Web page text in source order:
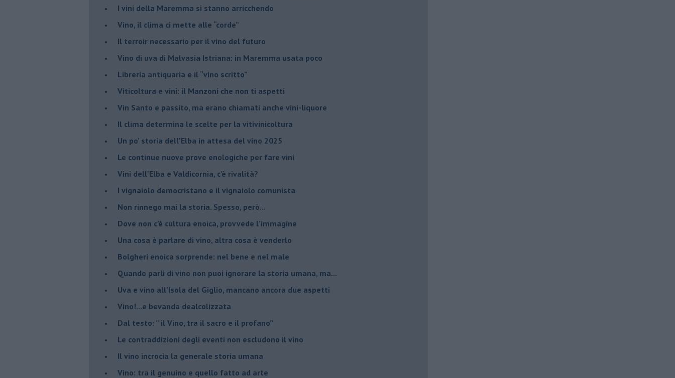
​I vini della Maremma si stanno arricchendo
Vino, il clima ci mette alle “corde”
Il terroir necessario per il vino del futuro
​Vino di uva di Malvasia Istriana: in Maremma usata poco
​Libreria antiquaria e il “vino scritto”
​Viticoltura e vini: il Manzoni che non ti aspetti
​Vin Santo e passito, ma erano chiamati anche vini-liquore
Il clima determina le scelte per la vitivinicoltura
Un po' storia dell'Elba in attesa del vino 2025
Le continue nuove prove enologiche per fare vini
Vini dell'Elba e Valdicornia, c'è rivalità?
​I vignaiolo democristano e il vignaiolo comunista
​Non rinnego mai la storia. Spesso, però...
​Dove non c’è cultura enoica, provvede l’immagine
​Una cosa è parlare di vino, altra cosa è venderlo
Bolgheri enoica sorprende: nel bene e nel male
​Quando parli di vino non puoi ignorare la storia umana, ma...
Uva e vino all’Isola del Giglio, mancano ancora due aspetti
​Vino!...e bevanda dealcolizzata
​Dal testo: ” il Vino, tra il sacro e il profano”
Le contraddizioni degli eventi non escludono il vino
​Il vino incrocia la generale storia umana
Vino: tra il genuino e quello fatto ad arte